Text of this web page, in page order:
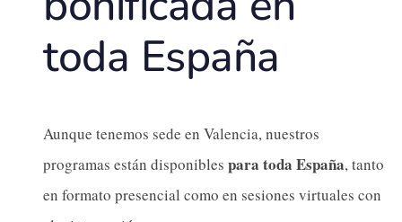
toda España
Aunque tenemos sede en Valencia, nuestros
programas están disponibles para toda España, tanto
en formato presencial como en sesiones virtuales con